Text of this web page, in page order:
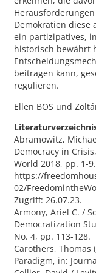
Demokratien diese
ein partizipatives,
historisch bewährt
beitragen kann,
regulieren.
Ellen BOS und
Abramowitz,
Democracy in
World 2018, pp. 1-9.
https://
02/
Zugriff: 26.07.23.
Armony, Ariel C. /
Democratization
No. 4, pp. 113-128.
Carothers, Thomas
Paradigm, in: